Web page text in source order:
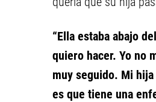
“Ella estaba abajo
quiero hacer. Yo no
muy seguido. Mi
es que tiene una